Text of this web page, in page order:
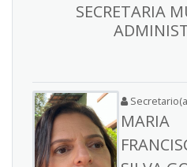
SECRETARIA
MARIA